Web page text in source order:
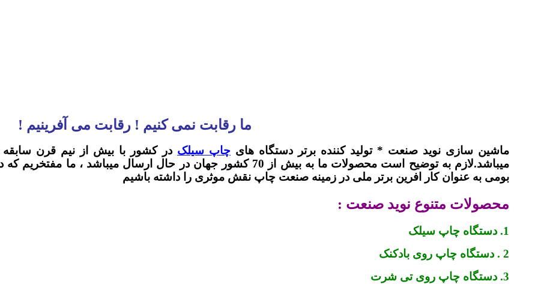
ما رقابت نمی کنیم ! رقابت می آفرینیم !
ماشین سازی نوید صنعت * تولید کننده برتر دستگاه های چاپ سیلک در کشور با بیش از نیم قرن سابقه
میباشد.لازم به توضیح است محصولات ما به بیش از 70 کشور جهان در حال
بومی به عنوان کار افرین برتر ملی در زمینه صنعت چاپ نقش موثری را داشته باشیم
محصولات متنوع نوید صنعت :
1. دستگاه چاپ سیلک
2 . دستگاه چاپ روی بادکنک
3. دستگاه چاپ روی تی شرت